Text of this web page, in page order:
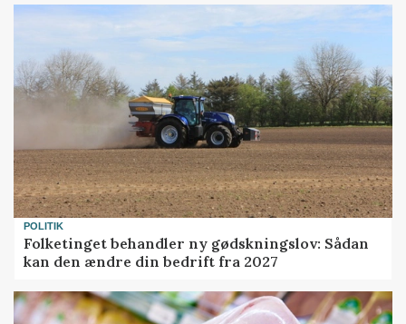
POLITIK
Folketinget behandler ny gødskningslov: Sådan
kan den ændre din bedrift fra 2027